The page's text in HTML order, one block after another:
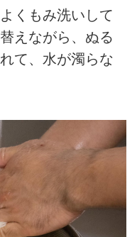
くもみ洗いして
えながら、ぬる
て、水が濁らな